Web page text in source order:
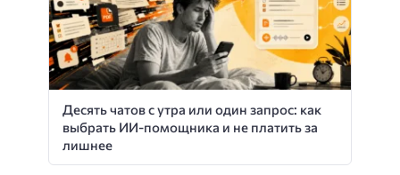
Десять чатов с утра или один запрос: как
выбрать ИИ-помощника и не платить за
лишнее